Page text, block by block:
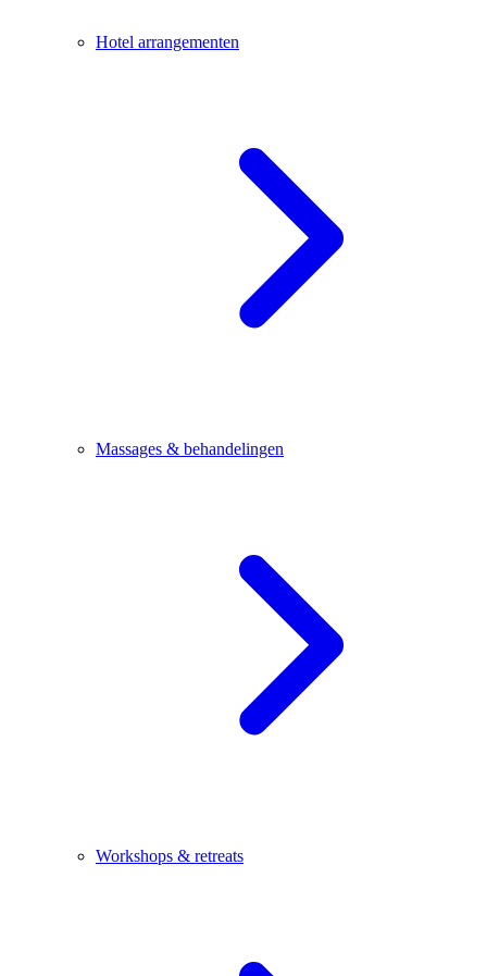
Hotel arrangementen
Massages & behandelingen
Workshops & retreats